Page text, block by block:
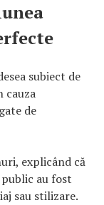
subiect de
cauza
de
explicând că
au fost
sau stilizare.